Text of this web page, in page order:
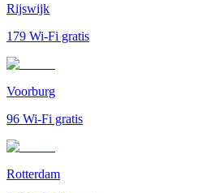
Rijswijk
179 Wi-Fi gratis
Voorburg
96 Wi-Fi gratis
Rotterdam